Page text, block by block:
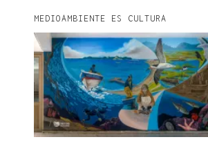
MEDIOAMBIENTE ES CULTURA